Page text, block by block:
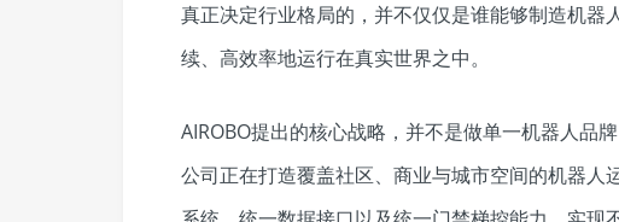
真正决定行业格局的，并不仅仅是谁能够制造机器
续、高效率地运行在真实世界之中。
AIROBO提出的核心战略，并不是做单一机器人品
公司正在打造覆盖社区、商业与城市空间的机器人